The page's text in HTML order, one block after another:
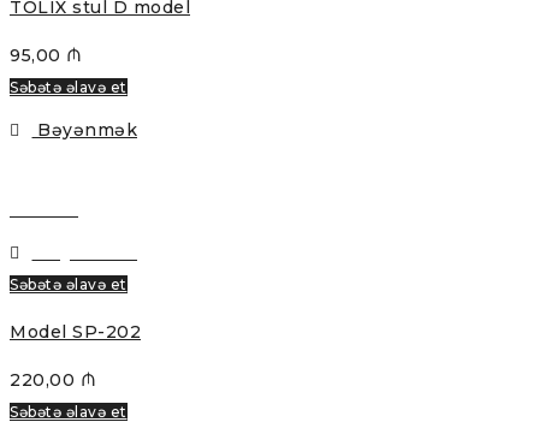
TOLIX stul D model
95,00 ₼
Səbətə əlavə et
Bəyənmək
Səbətə əlavə et
Model SP-202
220,00 ₼
Səbətə əlavə et